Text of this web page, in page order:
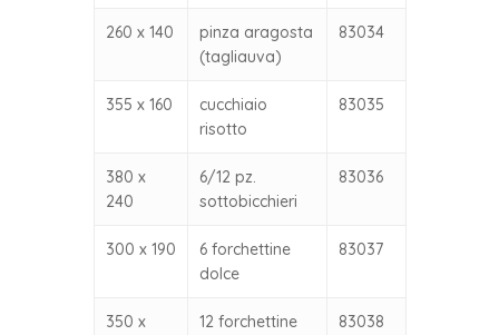
260 x 140
pinza aragosta
(tagliauva)
83034
355 x 160
cucchiaio
risotto
83035
380 x
240
6/12 pz.
sottobicchieri
83036
300 x 190
6 forchettine
dolce
83037
350 x
12 forchettine
83038